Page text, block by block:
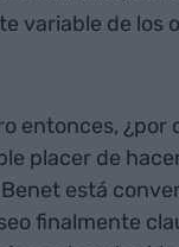
variable de los
entonces, ¿por
placer de
está
finalmente